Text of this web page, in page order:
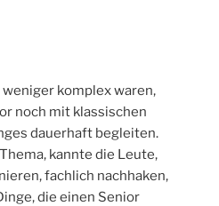
komplex waren,
noch mit klassischen
dauerhaft begleiten.
kannte die Leute,
fachlich nachhaken,
die einen Senior